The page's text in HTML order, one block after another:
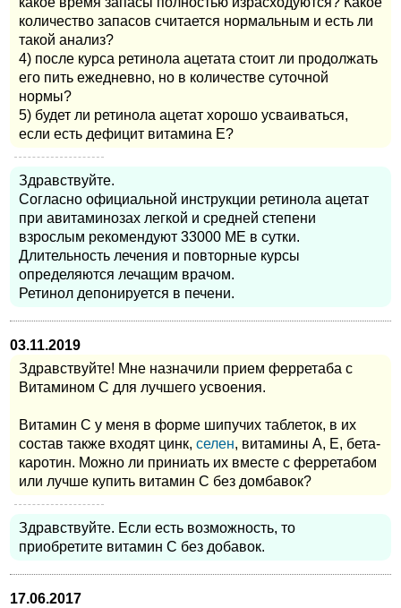
количество запасов считается нормальным и есть ли
такой анализ?
4) после курса ретинола ацетата стоит ли продолжать
его пить ежедневно, но в количестве суточной
нормы?
5) будет ли ретинола ацетат хорошо усваиваться,
если есть дефицит витамина Е?
Здравствуйте.
Согласно официальной инструкции ретинола ацетат
при авитаминозах легкой и средней степени
взрослым рекомендуют 33000 МЕ в сутки.
Длительность лечения и повторные курсы
определяются лечащим врачом.
Ретинол депонируется в печени.
03.11.2019
Здравствуйте! Мне назначили прием ферретаба с
Витамином С для лучшего усвоения.
Витамин С у меня в форме шипучих таблеток, в их
состав также входят цинк, селен, витамины А, Е, бета-
каротин. Можно ли приниать их вместе с ферретабом
или лучше купить витамин С без домбавок?
Здравствуйте. Если есть возможность, то
приобретите витамин С без добавок.
17.06.2017